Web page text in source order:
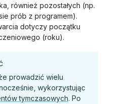
również pozostałych (np.
prób z programem).
dotyczy początku
(roku).
prowadzić wielu
wykorzystując
tymczasowych. Po